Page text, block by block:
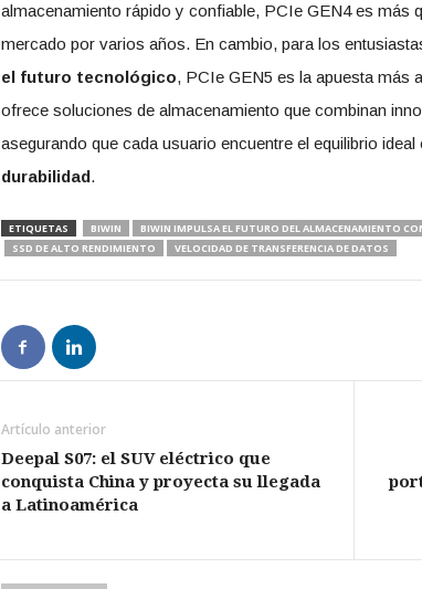
almacenamiento rápido y confiable, PCIe GEN4 es más
mercado por varios años. En cambio, para los
el futuro tecnológico, PCIe GEN5 es la apuesta más
ofrece soluciones de almacenamiento que combinan
asegurando que cada usuario encuentre el equilibrio ideal
durabilidad.
ETIQUETAS BIWIN BIWIN IMPULSA EL FUTURO DEL ALMACENAMIENTO
SSD DE ALTO RENDIMIENTO
VELOCIDAD DE TRANSFERENCIA DE DATOS
Artículo anterior
Deepal S07: el SUV eléctrico que
conquista China y proyecta su llegada
a Latinoamérica